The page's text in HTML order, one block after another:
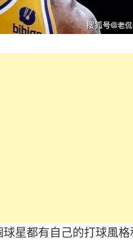
星都有自己的打球風格